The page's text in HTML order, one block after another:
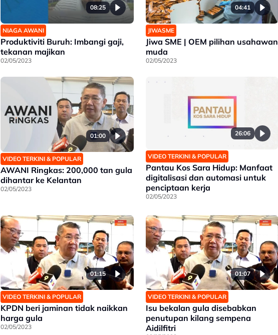
08:25
NIAGA AWANI
Produktiviti Buruh: Imbangi gaji,
tekanan majikan
02/05/2023
04:41
JIWASME
Jiwa SME | OEM pilihan usahawan
muda
02/05/2023
01:00
VIDEO TERKINI & POPULAR
AWANI Ringkas: 200,000 tan gula
dihantar ke Kelantan
02/05/2023
26:06
VIDEO TERKINI & POPULAR
Pantau Kos Sara Hidup: Manfaat
digitalisasi dan automasi untuk
penciptaan kerja
02/05/2023
01:15
VIDEO TERKINI & POPULAR
KPDN beri jaminan tidak naikkan
harga gula
02/05/2023
01:07
VIDEO TERKINI & POPULAR
Isu bekalan gula disebabkan
penutupan kilang sempena
Aidilfitri